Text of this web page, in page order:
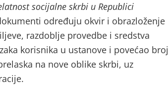
socijalne skrbi u Republici
određuju okvir i obrazloženje
razdoblje provedbe i sredstva
korisnika u ustanove i povećao broj
na nove oblike skrbi, uz